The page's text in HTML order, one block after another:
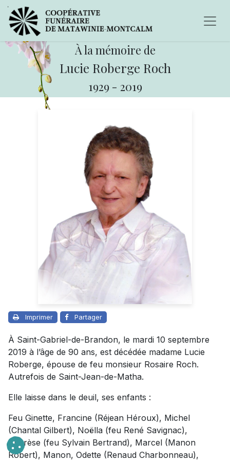
À la mémoire de
Lucie Roberge Roch
1929 - 2019
Imprimer Partager
À Saint-Gabriel-de-Brandon, le mardi 10 septembre
2019 à l’âge de 90 ans, est décédée madame Lucie
Roberge, épouse de feu monsieur Rosaire Roch.
Autrefois de Saint-Jean-de-Matha.
Elle laisse dans le deuil, ses enfants :
Feu Ginette, Francine (Réjean Héroux), Michel
(Chantal Gilbert), Noëlla (feu René Savignac),
Thérèse (feu Sylvain Bertrand), Marcel (Manon
Robert), Manon, Odette (Renaud Charbonneau),